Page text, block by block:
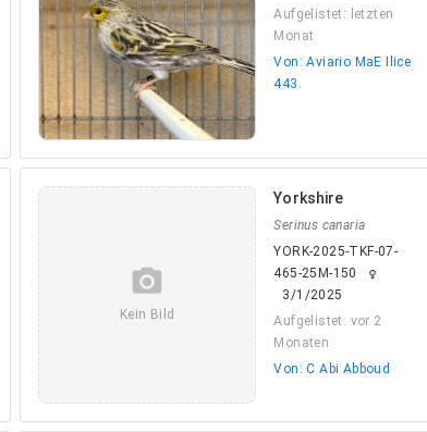
Aufgelistet: letzten
Monat
Von: Aviario MaE Ilice
443.
camera_alt
Kein Bild
Yorkshire
Serinus canaria
YORK-2025-TKF-07-
465-25M-150
female
3/1/2025
Aufgelistet: vor 2
Monaten
Von: C Abi Abboud